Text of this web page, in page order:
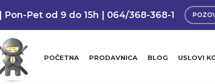
Pon-Pet od 9 do 15h | 064/368-368-1
POČETNA PRODAVNICA BLOG USLOVI